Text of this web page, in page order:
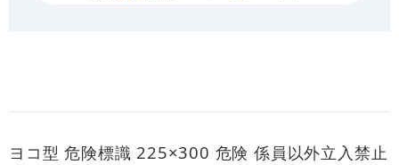
ヨコ型 危険標識 225×300 危険 係員以外立入禁止